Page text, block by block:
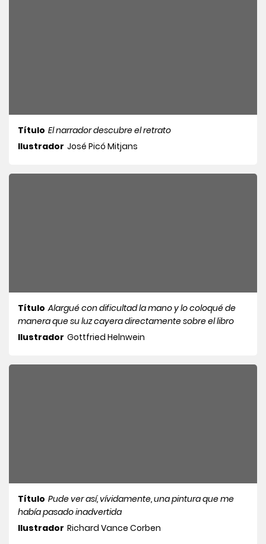
Título El narrador descubre el retrato
Ilustrador José Picó Mitjans
Título Alargué con dificultad la mano y lo coloqué de
manera que su luz cayera directamente sobre el libro
Ilustrador Gottfried Helnwein
Título Pude ver así, vívidamente, una pintura que me
había pasado inadvertida
Ilustrador Richard Vance Corben